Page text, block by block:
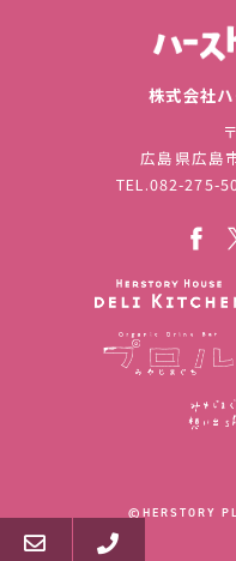
株式会社
広島県広島
TEL.082-275-
©︎HERSTORY